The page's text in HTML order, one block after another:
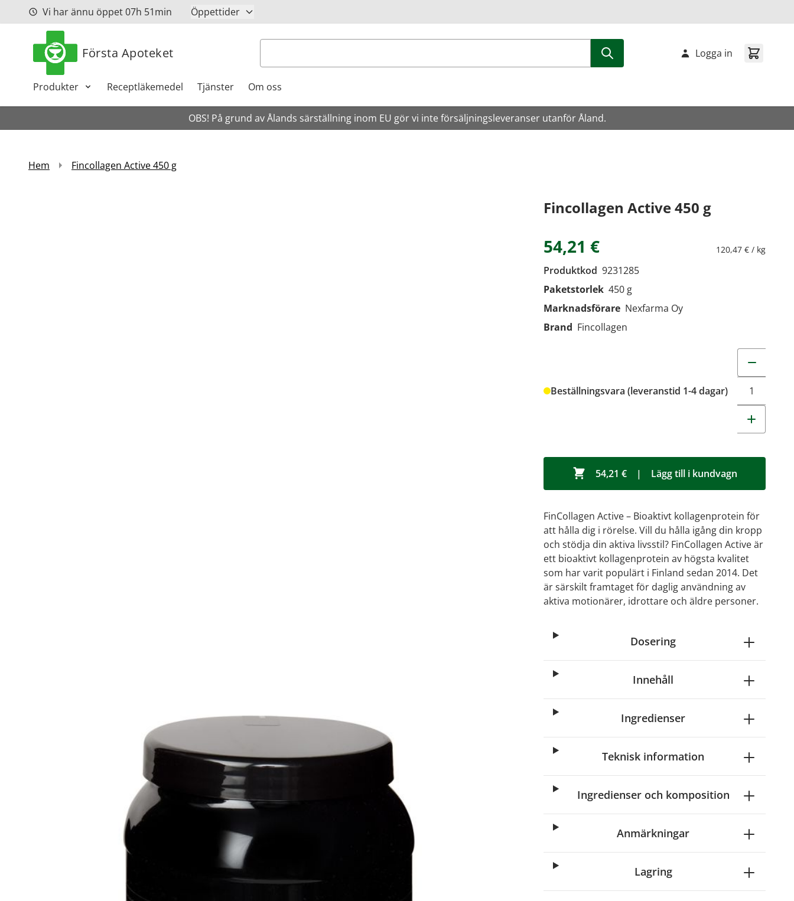
Hoppa till innehållVi har ännu öppet07h 51min Öppettider
Första Apoteket Sök
Produkter Receptläkemedel Tjänster Om oss
Logga in
OBS! På grund av Ålands särställning inom EU gör vi inte försäljningsleveranser utanför Åland.
Hem Fincollagen Active 450 g
Fincollagen Active 450 g
54,21 € 120,47 € / kg
Produktkod 9231285
Paketstorlek 450 g
Marknadsförare Nexfarma Oy
Brand Fincollagen
Beställningsvara (leveranstid 1-4 dagar)
54,21 € | Lägg till i kundvagn
FinCollagen Active – Bioaktivt kollagenprotein för
att hålla dig i rörelse. Vill du hålla igång din kropp
och stödja din aktiva livsstil? FinCollagen Active är
ett bioaktivt kollagenprotein av högsta kvalitet
som har varit populärt i Finland sedan 2014. Det
är särskilt framtaget för daglig användning av
aktiva motionärer, idrottare och äldre personer.
Dosering
Innehåll
Ingredienser
Teknisk information
Ingredienser och komposition
Anmärkningar
Lagring